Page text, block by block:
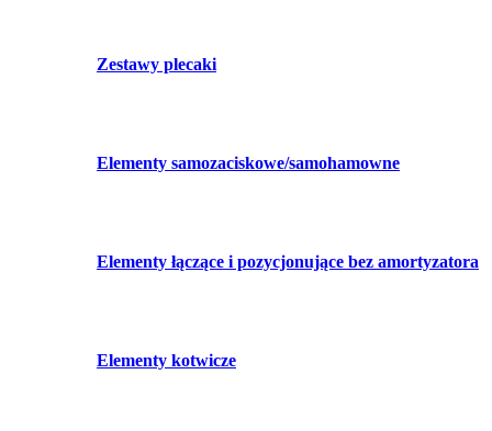
Zestawy plecaki
Elementy samozaciskowe/samohamowne
Elementy łączące i pozycjonujące bez amortyzatora
Elementy kotwicze